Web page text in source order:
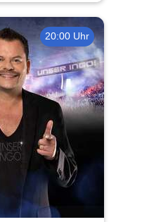
20:00 Uhr